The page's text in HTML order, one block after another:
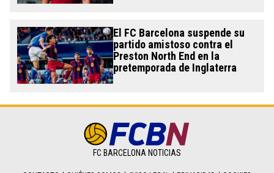
El FC Barcelona suspende su
partido amistoso contra el
Preston North End en la
pretemporada de Inglaterra
FC BARCELONA NOTICIAS